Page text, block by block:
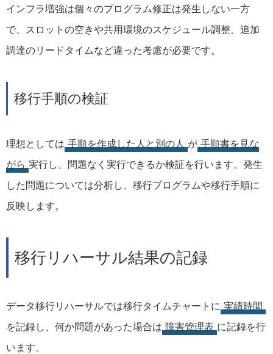
インフラ増強は個々のプログラム修正は発生しない一方
で、スロットの空きや共用環境のスケジュール調整、追加
調達のリードタイムなど違った考慮が必要です。
移行手順の検証
理想としては 手順を作成した人と別の人 が 手順書を見な
がら 実行し、問題なく実行できるか検証を行います。発生
した問題については分析し、移行プログラムや移行手順に
反映します。
移行リハーサル結果の記録
データ移行リハーサルでは移行タイムチャートに 実績時間
を記録し、何か問題があった場合は 障害管理表 に記録を行
います。